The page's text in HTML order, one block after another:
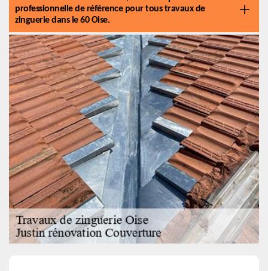
professionnelle de référence pour tous travaux de
zinguerie dans le 60 Oise.